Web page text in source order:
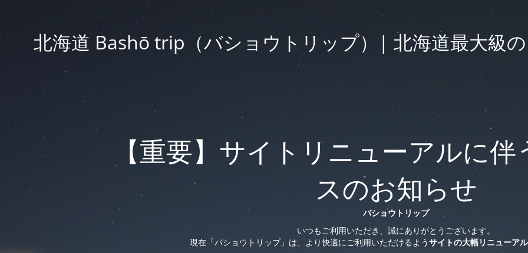
北海道 Bashō trip（バショウトリップ）| 北海道最大級
【重要】サイトリニューアルに
スのお知らせ
バショウトリップ
いつもご利用いただき、誠にありがとうございます。
現在「バショウトリップ」は、より快適にご利用いただけるようサイトの大幅リニューアル